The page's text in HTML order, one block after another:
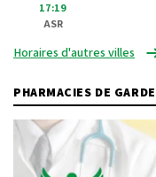
17:19
ASR
Horaires d'autres villes
PHARMACIES DE GARDE